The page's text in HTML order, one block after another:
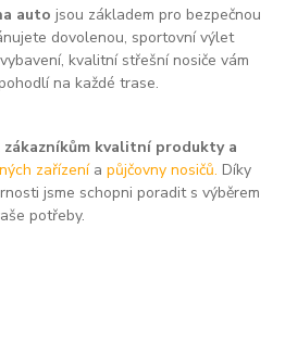
auto jsou základem pro bezpečnou
dovolenou, sportovní výlet
kvalitní střešní nosiče vám
na každé trase.
kvalitní produkty a
zařízení apůjčovny nosičů. Díky
jsme schopni poradit s výběrem
potřeby.